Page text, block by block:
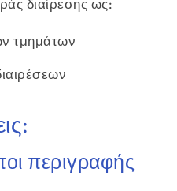
διαίρεσης ως:
τμημάτων
περιγραφής